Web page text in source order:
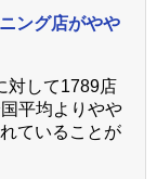
ング店がやや
対して1789店
平均よりやや
ていることが